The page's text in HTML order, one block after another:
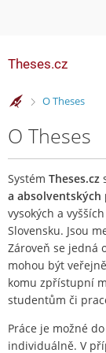
Theses.cz
>
O Theses
O Theses
Systém Theses.cz
a absolventských
vysokých a
Slovensku. Jsou
Zároveň se jedná
mohou být
komu zpřístupní
studentům či
Práce je možné
individuálně. V